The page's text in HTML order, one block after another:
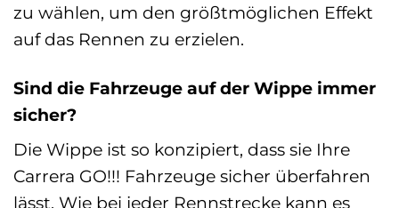
zu wählen, um den größtmöglichen Effekt
auf das Rennen zu erzielen.
Sind die Fahrzeuge auf der Wippe immer
sicher?
Die Wippe ist so konzipiert, dass sie Ihre
Carrera GO!!! Fahrzeuge sicher überfahren
lässt. Wie bei jeder Rennstrecke kann es